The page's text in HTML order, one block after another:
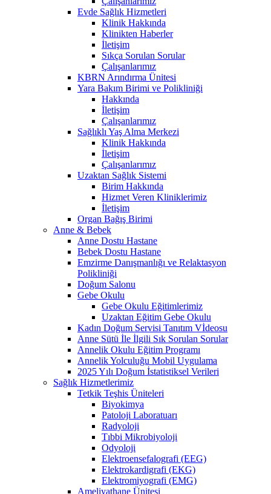
Evde Sağlık Hizmetleri
Klinik Hakkında
Klinikten Haberler
İletişim
Sıkça Sorulan Sorular
Çalışanlarımız
KBRN Arındırma Ünitesi
Yara Bakım Birimi ve Polikliniği
Hakkında
İletişim
Çalışanlarımız
Sağlıklı Yaş Alma Merkezi
Klinik Hakkında
İletişim
Çalışanlarımız
Uzaktan Sağlık Sistemi
Birim Hakkında
Hizmet Veren Kliniklerimiz
İletişim
Organ Bağış Birimi
Anne & Bebek
Anne Dostu Hastane
Bebek Dostu Hastane
Emzirme Danışmanlığı ve Relaktasyon
Polikliniği
Doğum Salonu
Gebe Okulu
Gebe Okulu Eğitimlerimiz
Uzaktan Eğitim Gebe Okulu
Kadın Doğum Servisi Tanıtım Vİdeosu
Anne Sütü İle İlgili Sık Sorulan Sorular
Annelik Okulu Eğitim Programı
Annelik Yolculuğu Mobil Uygulama
2025 Yılı Doğum İstatistiksel Verileri
Sağlık Hizmetlerimiz
Tetkik Teşhis Üniteleri
Biyokimya
Patoloji Laboratuarı
Radyoloji
Tıbbi Mikrobiyoloji
Odyoloji
Elektroensefalografi (EEG)
Elektrokardigrafi (EKG)
Elektromiyografi (EMG)
Ameliyathane Ünitesi